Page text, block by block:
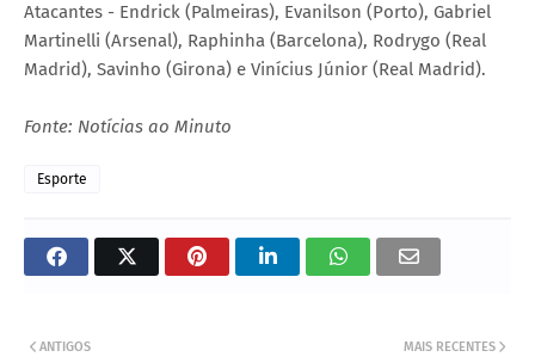
Atacantes - Endrick (Palmeiras), Evanilson (Porto), Gabriel
Martinelli (Arsenal), Raphinha (Barcelona), Rodrygo (Real
Madrid), Savinho (Girona) e Vinícius Júnior (Real Madrid).
Fonte: Notícias ao Minuto
Esporte
MAIS RECENTES
ANTIGOS